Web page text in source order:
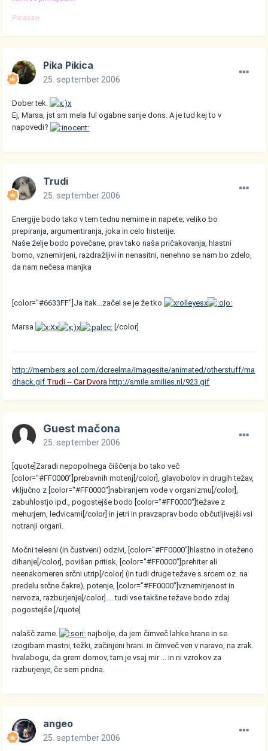
Picasso
Pika Pikica
25. september 2006
Dober tek.
Ej, Marsa, jst sm mela ful ogabne sanje dons. A je tud kej to v
napovedi?
Trudi
25. september 2006
Energije bodo tako v tem tednu nemirne in napete; veliko bo
prepiranja, argumentiranja, joka in celo histerije.
Naše želje bodo povečane, prav tako naša pričakovanja, hlastni
bomo, vznemirjeni, razdražljivi in nenasitni, nenehno se nam bo zdelo,
da nam nečesa manjka
[color="#6633FF"]Ja itak...začel se je že tko
Marsa [/color]
http://members.aol.com/dcreelma/imagesite/animated/otherstuff/ma
dhack.gif Trudi -- Car Dvora http://smile.smilies.nl/923.gif
Guest mačona
25. september 2006
[quote]Zaradi nepopolnega čiščenja bo tako več
[color="#FF0000"]prebavnih motenj[/color], glavobolov in drugih težav,
vključno z [color="#FF0000"]nabiranjem vode v organizmu[/color],
zabuhlostjo ipd., pogostejše bodo [color="#FF0000"]težave z
mehurjem, ledvicami[/color] in jetri in pravzaprav bodo občutljivejši vsi
notranji organi.
Močni telesni (in čustveni) odzivi, [color="#FF0000"]hlastno in oteženo
dihanje[/color], povišan pritisk, [color="#FF0000"]prehiter ali
neenakomeren srčni utrip[/color] (in tudi druge težave s srcem oz. na
predelu srčne čakre), potenje, [color="#FF0000"]vznemirjenost in
nervoza, razburjenje[/color].... tudi vse takšne težave bodo zdaj
pogostejše.[/quote]
nalašč zame.
najbolje, da jem čimveč lahke hrane in se
izogibam mastni, težki, začinjeni hrani. in čimveč ven v naravo, na zrak.
hvalabogu, da grem domov, tam je vsaj mir ... in ni vzrokov za
razburjenje, če sem pridna.
angeo
25. september 2006